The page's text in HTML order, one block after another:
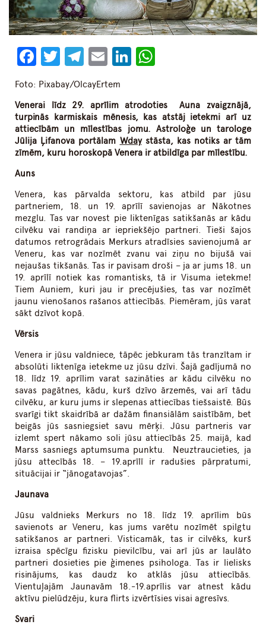
Facebook
Twitter
Telegram
EmailLinkedIn
Foto: Pixabay/OlcayErtem
Venerai līdz 29. aprīlim atrodoties Auna zvaigznājā,
turpinās karmiskais mēnesis, kas atstāj ietekmi arī uz
attiecībām un mīlestības jomu. Astroloģe un tarologe
Jūlija Ļifanova portālam Wdaystāsta, kas notiks ar tām
zīmēm, kuru horoskopā Venera ir atbildīga par mīlestību.
Auns
Venera, kas pārvalda sektoru, kas atbild par jūsu
partneriem, 18. un 19. aprīlī savienojas ar Nākotnes
mezglu. Tas var novest pie liktenīgas satikšanās ar kādu
cilvēku vai randiņa ar iepriekšējo partneri. Tieši šajos
datumos retrogrādais Merkurs atradīsies savienojumā ar
Veneru, kas var nozīmēt zvanu vai ziņu no bijušā vai
nejaušas tikšanās. Tas ir pavisam droši – ja ar jums 18. un
19. aprīlī notiek kas romantisks, tā ir Visuma ietekme!
Tiem Auniem, kuri jau ir precējušies, tas var nozīmēt
jaunu vienošanos rašanos attiecībās. Piemēram, jūs varat
sākt dzīvot kopā.
Vērsis
Venera ir jūsu valdniece, tāpēc jebkuram tās tranzītam ir
absolūti liktenīga ietekme uz jūsu dzīvi. Šajā gadījumā no
18. līdz 19. aprīlim varat sazināties ar kādu cilvēku no
savas pagātnes, kādu, kurš dzīvo ārzemēs, vai arī tādu
cilvēku, ar kuru jums ir slepenas attiecības tiešsaistē. Būs
svarīgi tikt skaidrībā ar dažām finansiālām saistībām, bet
beigās jūs sasniegsiet savu mērķi. Jūsu partneris var
izlemt spert nākamo soli jūsu attiecībās 25. maijā, kad
Marss sasniegs aptumsuma punktu. Neuztraucieties, ja
jūsu attecībās 18. – 19.aprīlī ir radušies pārpratumi,
situācijai ir “jānogatavojas”.
Jaunava
Jūsu valdnieks Merkurs no 18. līdz 19. aprīlim būs
savienots ar Veneru, kas jums varētu nozīmēt spilgtu
satikšanos ar partneri. Visticamāk, tas ir cilvēks, kurš
izraisa spēcīgu fizisku pievilcību, vai arī jūs ar laulāto
partneri dosieties pie ģimenes psihologa. Tas ir lielisks
risinājums, kas daudz ko atklās jūsu attiecībās.
Vientuļajām Jaunavām 18.-19.aprīlis var atnest kādu
aktīvu pielūdzēju, kura flirts izvērtīsies visai agresīvs.
Svari